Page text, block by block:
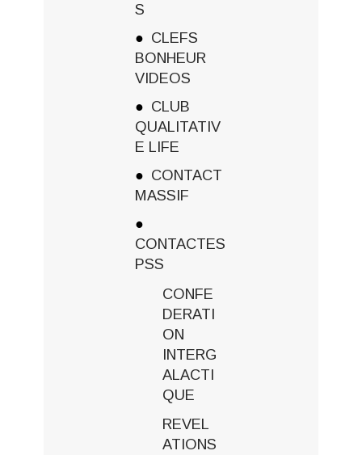
S
CLEFS
BONHEUR
VIDEOS
CLUB
QUALITATIV
E LIFE
CONTACT
MASSIF
CONTACTES
PSS
CONFE
DERATI
ON
INTERG
ALACTI
QUE
REVEL
ATIONS